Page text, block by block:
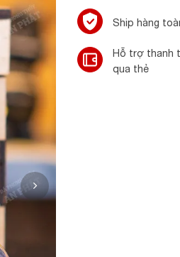
Ship hàng
Hỗ trợ thanh
qua thẻ